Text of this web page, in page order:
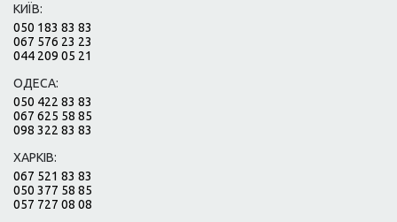
КИЇВ:
050 183 83 83
067 576 23 23
044 209 05 21
ОДЕСА:
050 422 83 83
067 625 58 85
098 322 83 83
ХАРКІВ:
067 521 83 83
050 377 58 85
057 727 08 08